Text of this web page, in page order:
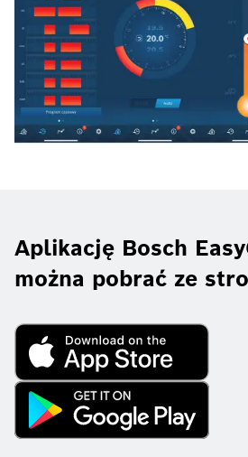
Aplikację Bosch
można pobrać ze